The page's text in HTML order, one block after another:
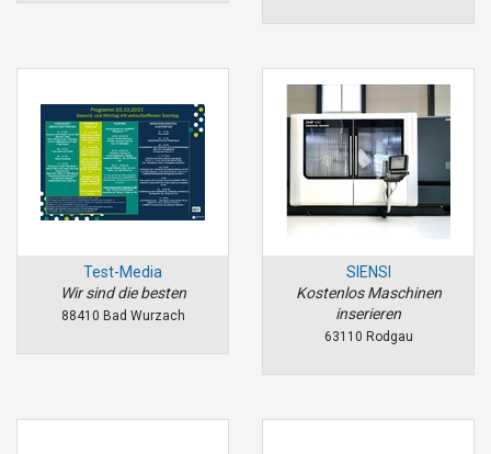
Test-Media
Wir sind die besten
88410 Bad Wurzach
SIENSI
Kostenlos Maschinen
inserieren
63110 Rodgau